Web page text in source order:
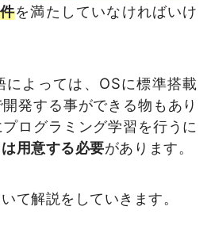
を満たしていなければいけ
によっては、OSに標準搭載
発する事ができる物もあり
ログラミング学習を行うに
用意する必要があります。
て解説をしていきます。